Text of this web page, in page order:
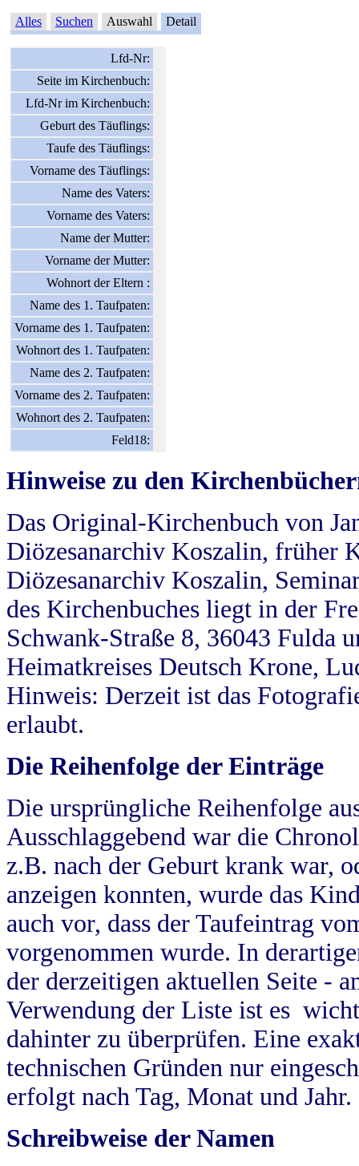
Alles Suchen Auswahl Detail
Lfd-Nr:
Seite im Kirchenbuch:
Lfd-Nr im Kirchenbuch:
Geburt des Täuflings:
Taufe des Täuflings:
Vorname des Täuflings:
Name des Vaters:
Vorname des Vaters:
Name der Mutter:
Vorname der Mutter:
Wohnort der Eltern :
Name des 1. Taufpaten:
Vorname des 1. Taufpaten:
Wohnort des 1. Taufpaten:
Name des 2. Taufpaten:
Vorname des 2. Taufpaten:
Wohnort des 2. Taufpaten:
Feld18:
Hinweise zu den
Das Original-Kirchenbuch von
Diözesanarchiv Koszalin, früher
Diözesanarchiv Koszalin,
des Kirchenbuches liegt in der
Schwank-Straße 8, 36043 Fulda
Heimatkreises Deutsch Krone,
Hinweis: Derzeit ist das
erlaubt.
Die Reihenfolge der Einträge
Die ursprüngliche Reihenfolge
Ausschlaggebend war die
z.B. nach der Geburt krank war,
anzeigen konnten, wurde das
auch vor, dass der Taufeintrag
vorgenommen wurde. In
der derzeitigen aktuellen Seite -
Verwendung der Liste ist es
dahinter zu überprüfen. Eine
technischen Gründen nur
erfolgt nach Tag, Monat und Jahr.
Schreibweise der Namen